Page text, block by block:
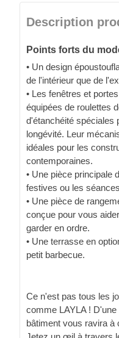
Description
Points forts du
• Un design
de l'intérieur que de
• Les fenêtres et
équipées de roulettes
d'étanchéité spéciales
longévité. Leur
idéales pour les
contemporaines.
• Une pièce principale
festives ou les
• Une pièce de
conçue pour vous
garder en ordre.
• Une terrasse en
petit barbecue.
Ce n'est pas tous les
comme LAYLA !
bâtiment vous ravira à